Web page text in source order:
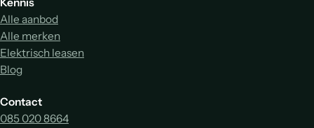
Alle aanbod
Alle merken
Elektrisch leasen
Blog
Contact
085 020 8664